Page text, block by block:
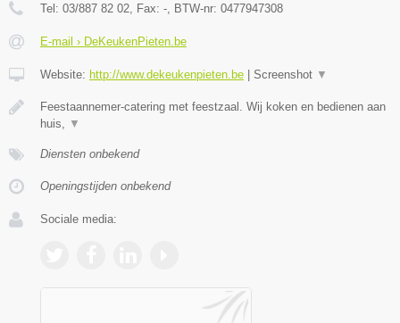
Tel: 03/887 82 02 , Fax: - , BTW-nr: 0477947308
E-mail › DeKeukenPieten.be
Website: http://www.dekeukenpieten.be Screenshot ▼
Feestaannemer-catering met feestzaal. Wij koken en bedienen aan
huis,
▼
Diensten onbekend
Openingstijden onbekend
Sociale media: